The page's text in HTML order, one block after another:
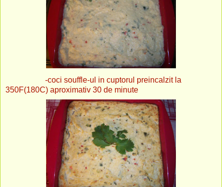
-coci souffle-ul in cuptorul preincalzit la
350F(180C) aproximativ 30 de minute